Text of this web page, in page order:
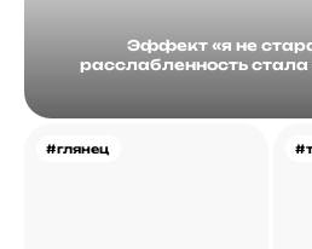
Эффект «я не
расслабленность
#глянец